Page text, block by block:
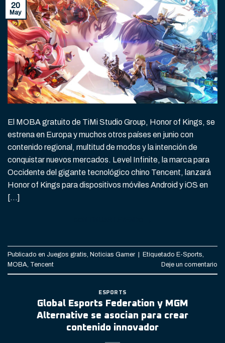
20
May
El MOBA gratuito de TiMi Studio Group, Honor of Kings, se
estrena en Europa y muchos otros países en junio con
contenido regional, multitud de modos y la intención de
conquistar nuevos mercados. Level Infinite, la marca para
Occidente del gigante tecnológico chino Tencent, lanzará
Honor of Kings para dispositivos móviles Android y iOS en
[…]
Publicado en Juegos gratis, Noticias Gamer Etiquetado E-Sports,
MOBA, Tencent Deje un comentario
ESPORTS
Global Esports Federation y MGM
Alternative se asocian para crear
contenido innovador